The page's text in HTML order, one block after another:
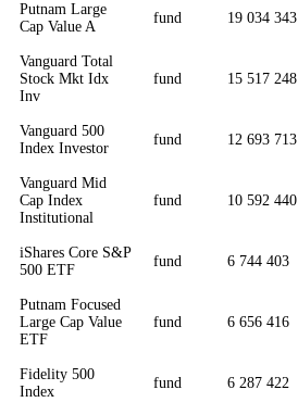
Putnam Large
Cap Value A
fund 19 034 343
Vanguard Total
Stock Mkt Idx
Inv
fund 15 517 248
Vanguard 500
Index Investor
fund 12 693 713
Vanguard Mid
Cap Index
Institutional
fund 10 592 440
iShares Core S&P
500 ETF
fund 6 744 403
Putnam Focused
Large Cap Value
ETF
fund 6 656 416
Fidelity 500
Index
fund 6 287 422